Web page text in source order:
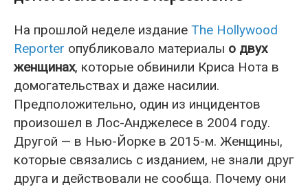
На прошлой неделе издание The Hollywood
Reporter опубликовало материалы о двух
женщинах, которые обвинили Криса Нота в
домогательствах и даже насилии.
Предположительно, один из инцидентов
произошел в Лос-Анджелесе в 2004 году.
Другой — в Нью-Йорке в 2015-м. Женщины,
которые связались с изданием, не знали друг
друга и действовали не сообща. Почему они